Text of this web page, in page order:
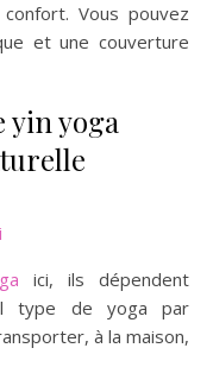
Vous pouvez
et une couverture
yin yoga
ici, ils dépendent
type de yoga par
à la maison,